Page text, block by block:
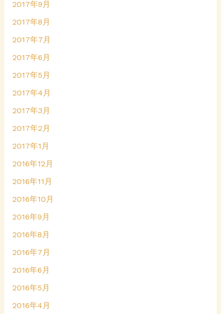
2017年9月
2017年8月
2017年7月
2017年6月
2017年5月
2017年4月
2017年3月
2017年2月
2017年1月
2016年12月
2016年11月
2016年10月
2016年9月
2016年8月
2016年7月
2016年6月
2016年5月
2016年4月